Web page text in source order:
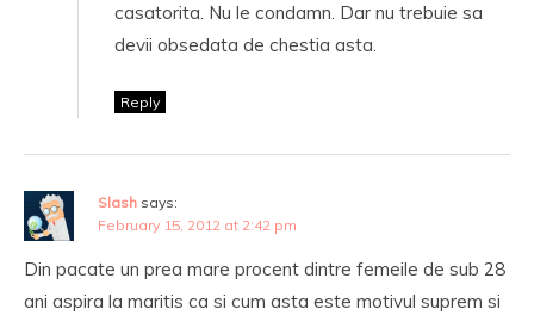
casatorita. Nu le condamn. Dar nu trebuie sa
devii obsedata de chestia asta.
Reply
Slash says:
February 15, 2012 at 2:42 pm
Din pacate un prea mare procent dintre femeile de sub 28
ani aspira la maritis ca si cum asta este motivul suprem si